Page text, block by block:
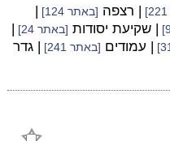
| רצפה [באתר 124]
|
| שקיעת יסודות [באתר 24]
|
| עמודים [באתר 241] | גדר